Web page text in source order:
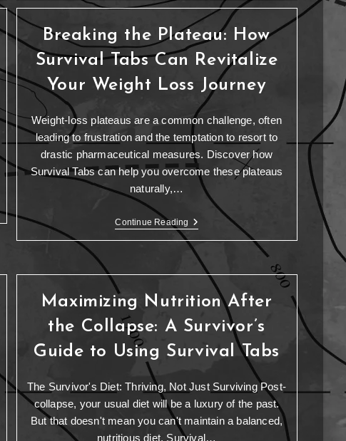
Breaking the Plateau: How
Survival Tabs Can Revitalize
Your Weight Loss Journey
Weight-loss plateaus are a common challenge, often
leading to frustration and the temptation to resort to
drastic pharmaceutical measures. Discover how
Survival Tabs can help you overcome these plateaus
naturally,…
Continue Reading
Maximizing Nutrition After
the Collapse: A Survivor’s
Guide to Using Survival Tabs
The Survivor's Diet: Thriving, Not Just Surviving Post-
collapse, your usual diet will be a luxury of the past.
But that doesn't mean you can't maintain a balanced,
nutritious diet. Survival…